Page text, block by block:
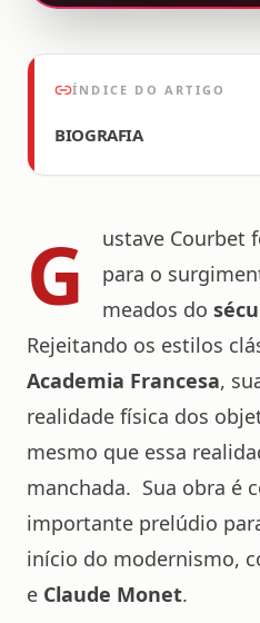
ÍNDICE DO ARTIGO
BIOGRAFIA
G
ustave Courbet
para o
meados do
Rejeitando os estilos
Academia Francesa,
realidade física dos
mesmo que essa
manchada. Sua obra é
importante prelúdio
início do modernismo,
e Claude Monet.